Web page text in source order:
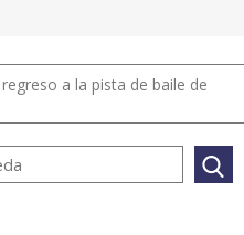
a la pista de baile de